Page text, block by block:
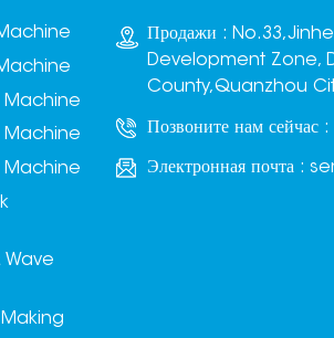
обмотки,
перекрестный узор
кирпичного штабеля.
Machine
Machine
Machine
Wave
Продажи :
Development Zone,
County,Quanzhou
Позвоните нам сейчас :
Электронная почта :